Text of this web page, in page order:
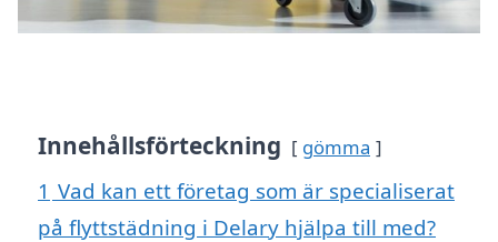
Innehållsförteckning gömma
1 Vad kan ett företag som är specialiserat
på flyttstädning i Delary hjälpa till med?